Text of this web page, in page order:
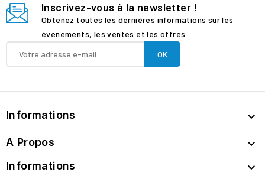
Inscrivez-vous à la newsletter !
Obtenez toutes les dernières informations sur les
événements, les ventes et les offres
Informations 
A Propos 
Informations 